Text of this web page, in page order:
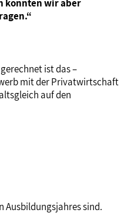
konnten wir aber
ist das –
mit der Privatwirtschaft
auf den
Ausbildungsjahres sind.